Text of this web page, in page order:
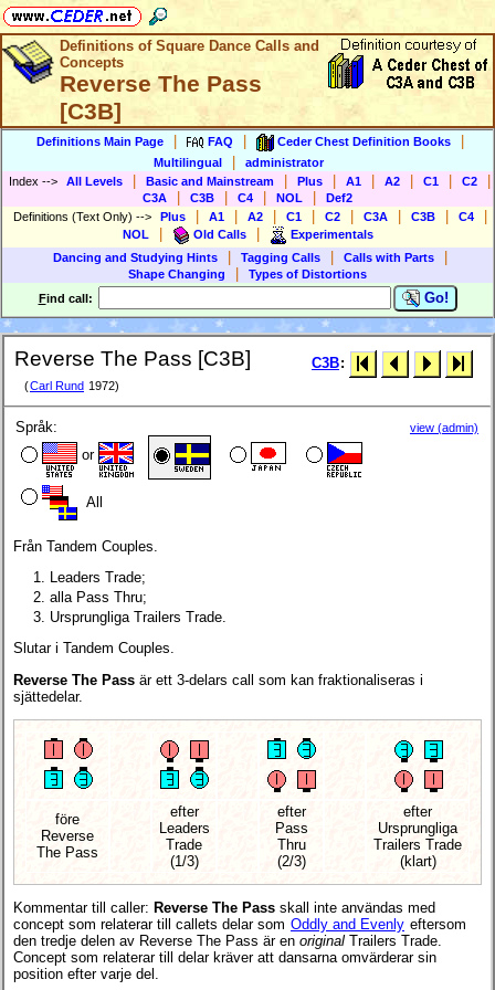
Definitions of Square Dance Calls and
Concepts
Reverse The Pass
[C3B]
Definitions Main Page FAQ Ceder Chest Definition Books
Multilingual
administrator
Index --> All Levels Basic and Mainstream Plus A1 A2 C1 C2
C3A C3B C4 NOL
Def2
Definitions (Text Only) --> Plus A1 A2 C1 C2 C3A C3B C4
NOL Old Calls
Experimentals
Dancing and Studying Hints
Tagging Calls Calls with Parts
Shape Changing
Types of Distortions
Find call: Go!
Reverse The Pass [C3B]
(Carl Rund 1972)
C3B:
Språk:
or
All
view (admin)
Från Tandem Couples.
Leaders Trade;
alla Pass Thru;
Ursprungliga Trailers Trade.
Slutar i Tandem Couples.
Reverse The Pass är ett 3-delars call som kan fraktionaliseras i
sjättedelar.
före
Reverse
The Pass
efter
Leaders
Trade
(1/3)
efter
Pass
Thru
(2/3)
efter
Ursprungliga
Trailers Trade
(klart)
Kommentar till caller: Reverse The Pass skall inte användas med
concept som relaterar till callets delar som Oddly and Evenly eftersom
den tredje delen av Reverse The Pass är en original Trailers Trade.
Concept som relaterar till delar kräver att dansarna omvärderar sin
position efter varje del.